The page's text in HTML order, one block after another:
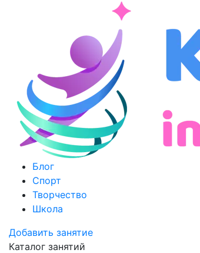
Блог
Спорт
Творчество
Школа
Добавить занятие
Каталог занятий